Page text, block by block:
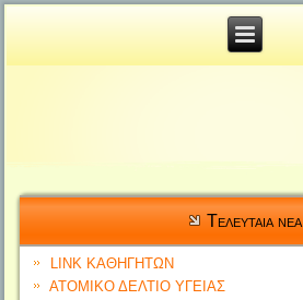
Tελευταια νεα
LINK ΚΑΘΗΓΗΤΩΝ
ΑΤΟΜΙΚΟ ΔΕΛΤΙΟ YΓΕΙΑΣ